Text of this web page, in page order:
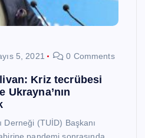
5, 2021 0 Comments
Kriz tecrübesi
Ukrayna’nın
(TUİD) Başkanı
pandemi sonrasında